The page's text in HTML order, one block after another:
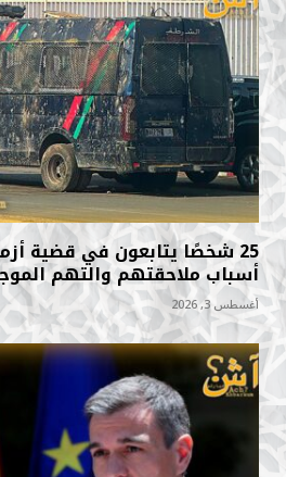
25 شخصًا يتابعون في قضية
أسباب ملاحقتهم والتهم
أغسطس 3, 2026